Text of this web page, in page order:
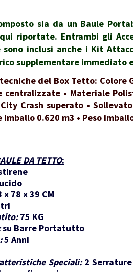
sia da un Baule
riportate. Entrambi gli
sono inclusi anche i Kit
supplementare
del Box Tetto: Colore
centralizzate • Materiale
Crash superato •
0.620 m3 • Peso
DA TETTO:
x 78 x 39 CM
75 KG
su Barre Portatutto
5 Anni
Speciali: 2